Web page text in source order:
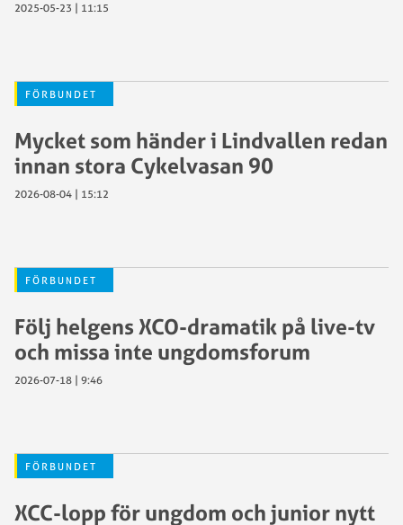
2025-05-23 | 11:15
FÖRBUNDET
Mycket som händer i Lindvallen redan
innan stora Cykelvasan 90
2026-08-04 | 15:12
FÖRBUNDET
Följ helgens XCO-dramatik på live-tv
och missa inte ungdomsforum
2026-07-18 | 9:46
FÖRBUNDET
XCC-lopp för ungdom och junior nytt